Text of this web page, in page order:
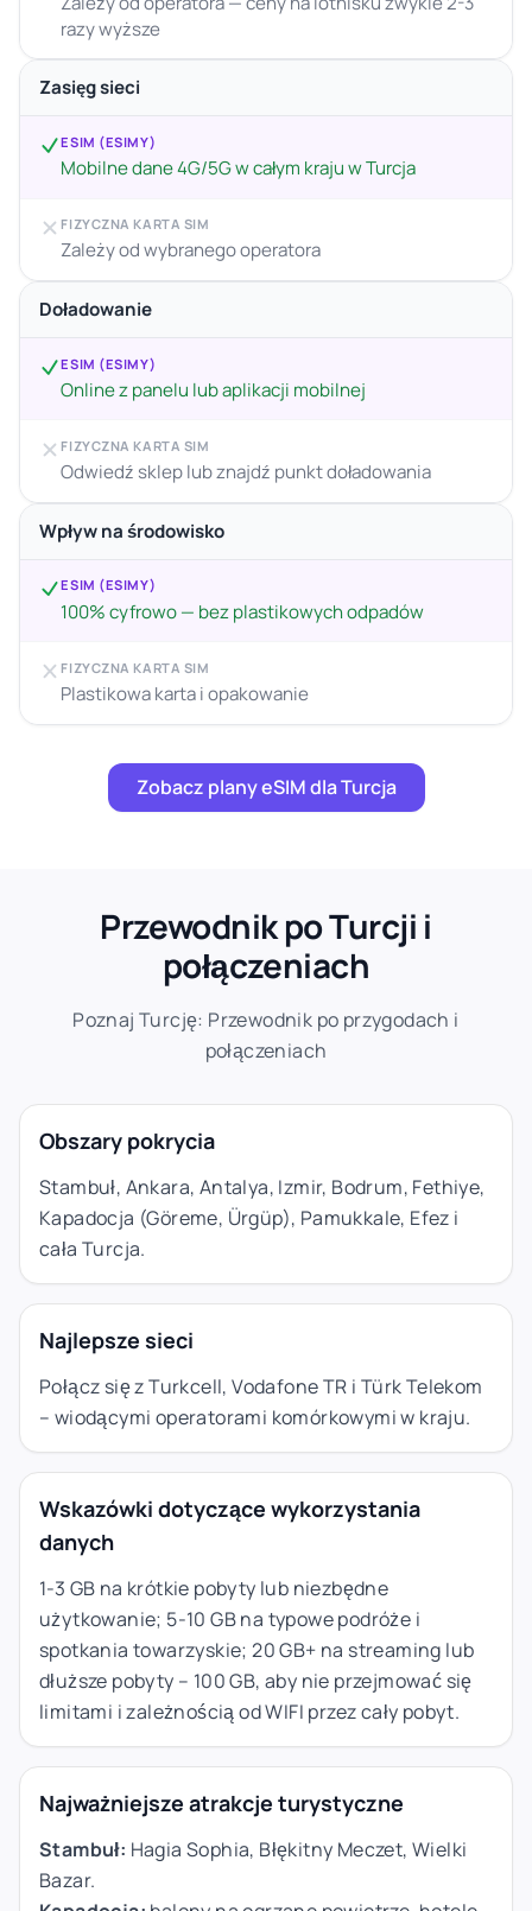
razy wyższe
Zasięg sieci
ESIM (ESIMY)
Mobilne dane 4G/5G w całym kraju w Turcja
FIZYCZNA KARTA SIM
Zależy od wybranego operatora
Doładowanie
ESIM (ESIMY)
Online z panelu lub aplikacji mobilnej
FIZYCZNA KARTA SIM
Odwiedź sklep lub znajdź punkt doładowania
Wpływ na środowisko
ESIM (ESIMY)
100% cyfrowo — bez plastikowych odpadów
FIZYCZNA KARTA SIM
Plastikowa karta i opakowanie
Zobacz plany eSIM dla Turcja
Przewodnik po Turcji i
połączeniach
Poznaj Turcję: Przewodnik po przygodach i
połączeniach
Obszary pokrycia
Stambuł, Ankara, Antalya, Izmir, Bodrum, Fethiye,
Kapadocja (Göreme, Ürgüp), Pamukkale, Efez i
cała Turcja.
Najlepsze sieci
Połącz się z Turkcell, Vodafone TR i Türk Telekom
– wiodącymi operatorami komórkowymi w kraju.
Wskazówki dotyczące wykorzystania
danych
1-3 GB na krótkie pobyty lub niezbędne
użytkowanie; 5-10 GB na typowe podróże i
spotkania towarzyskie; 20 GB+ na streaming lub
dłuższe pobyty – 100 GB, aby nie przejmować się
limitami i zależnością od WIFI przez cały pobyt.
Najważniejsze atrakcje turystyczne
Stambuł: Hagia Sophia, Błękitny Meczet, Wielki
Bazar.